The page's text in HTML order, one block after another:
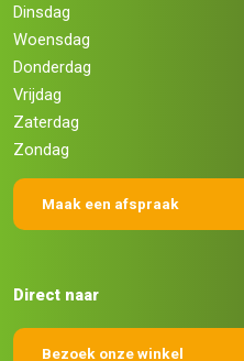
Dinsdag
Woensdag
Donderdag
Vrijdag
Zaterdag
Zondag
Maak een afspraak
Direct naar
Bezoek onze winkel